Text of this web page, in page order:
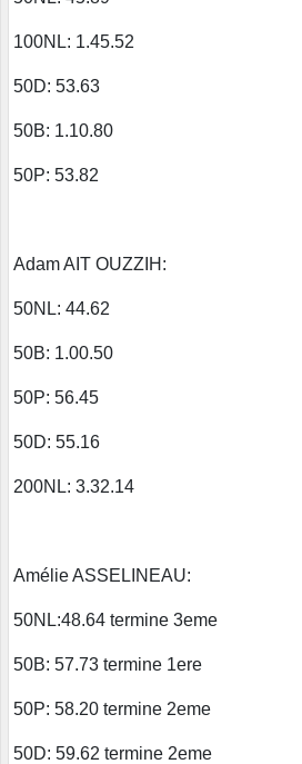
100NL: 1.45.52
50D: 53.63
50B: 1.10.80
50P: 53.82
Adam AIT OUZZIH:
50NL: 44.62
50B: 1.00.50
50P: 56.45
50D: 55.16
200NL: 3.32.14
Amélie ASSELINEAU:
50NL:48.64 termine 3eme
50B: 57.73 termine 1ere
50P: 58.20 termine 2eme
50D: 59.62 termine 2eme